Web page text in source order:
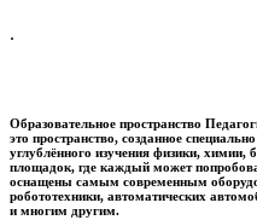
.
Образовательное пространство
это пространство, созданное
углублённого изучения физики, химии,
площадок, где каждый может
оснащены самым современным
робототехники, автоматических
и многим другим.